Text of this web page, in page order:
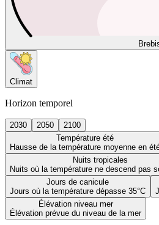
Climat
Horizon temporel
2030 2050
2100
Température été
Hausse de la température moyenne en
Nuits tropicales
Nuits où la température ne descend pas
Jours de canicule
Jours où la température dépasse 35°C
Élévation niveau mer
Élévation prévue du niveau de la mer